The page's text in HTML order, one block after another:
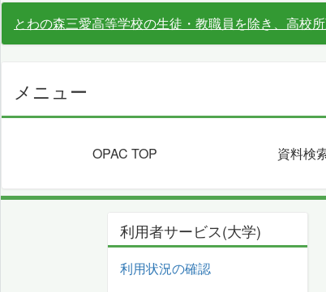
とわの森三愛高等学校の生徒・教職員を除き、高校
メニュー
OPAC TOP 資料検
利用者サービス(大学)
利用状況の確認